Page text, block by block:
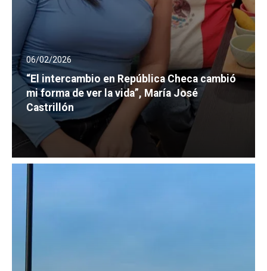
06/02/2026
“El intercambio en República Checa cambió
mi forma de ver la vida”, María José
Castrillón